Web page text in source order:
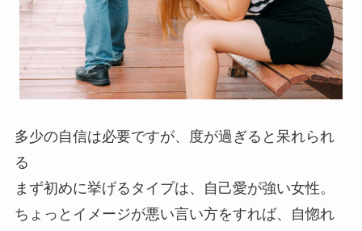
多少の自信は必要ですが、度が過ぎると呆れられ
る
まず初めに挙げるタイプは、自己愛が強い女性。
ちょっとイメージが悪い言い方をすれば、自惚れ